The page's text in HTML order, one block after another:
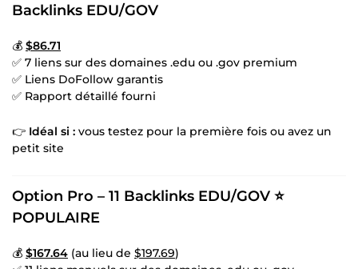
Backlinks EDU/GOV
💰 $86.71
✅ 7 liens sur des domaines .edu ou .gov premium
✅ Liens DoFollow garantis
✅ Rapport détaillé fourni
👉 Idéal si : vous testez pour la première fois ou avez un
petit site
Option Pro – 11 Backlinks EDU/GOV ⭐
POPULAIRE
💰 $167.64 (au lieu de $197.69)